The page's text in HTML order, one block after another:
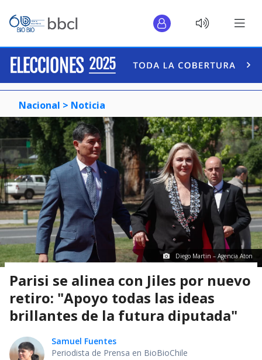
Nacional > Noticia
Diego Martin – Agencia Aton
Parisi se alinea con Jiles por nuevo
retiro: "Apoyo todas las ideas
brillantes de la futura diputada"
Samuel Fuentes
Periodista de Prensa en BioBioChile